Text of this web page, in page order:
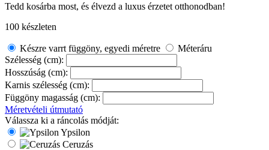
Tedd kosárba most, és élvezd a luxus érzetet otthonodban!
100 készleten
Készre varrt függöny, egyedi méretre
Méteráru
Szélesség (cm):
Hosszúság (cm):
Karnis szélesség (cm):
Függöny magasság (cm):
Méretvételi útmutató
Válassza ki a ráncolás módját:
Ypsilon
Ceruzás